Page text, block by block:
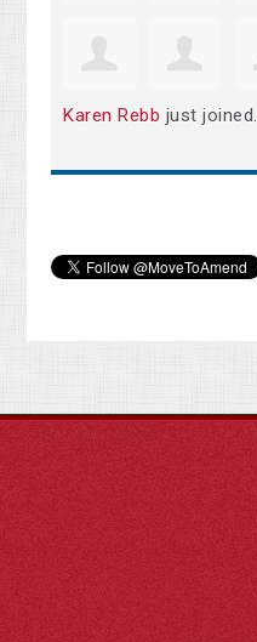
Karen Rebb just joined.